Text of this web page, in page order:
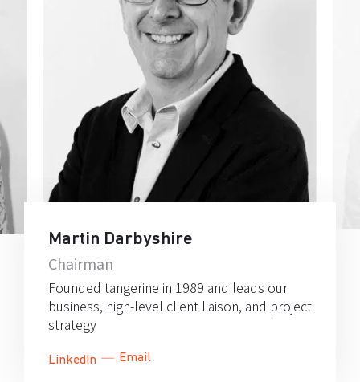
Martin Darbyshire
Chairman
Founded tangerine in 1989 and leads our
business, high-level client liaison, and project
strategy
LinkedIn Email
LinkedIn Email
LinkedIn Email
LinkedIn Email
LinkedIn
LinkedIn Email
LinkedIn